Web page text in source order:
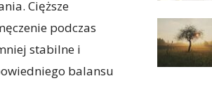
Cięższe
podczas
stabilne i
balansu